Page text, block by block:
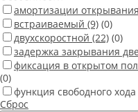
амортизации открывания
встраиваемый (9) (0)
двухскоростной (22) (0)
задержка закрывания
фиксация в открытом
(0)
функция свободного хода
Сброс